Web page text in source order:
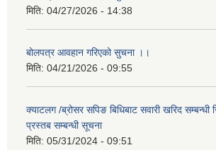
मिति: 04/27/2026 - 14:38
बोलपत्र आवहान गरिएको सुचना ।।
मिति: 04/21/2026 - 09:55
क्याटलग /ब्रोसर सपिङ बिधिबाट सवारी खरिद सम्बन्धी
प्रस्तब सम्बन्धी सूचना
मिति: 05/31/2024 - 09:51